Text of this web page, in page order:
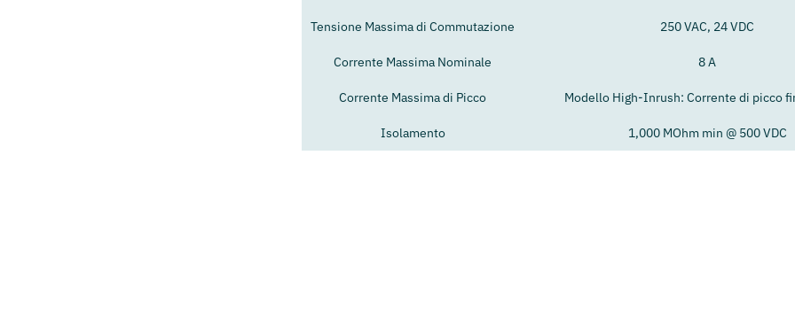
Tensione Massima di Commutazione 250 VAC, 24 VDC
Corrente Massima Nominale 8 A
Corrente Massima di Picco Modello High-Inrush: Corrente di picco
Isolamento 1,000 MOhm min @ 500 VDC